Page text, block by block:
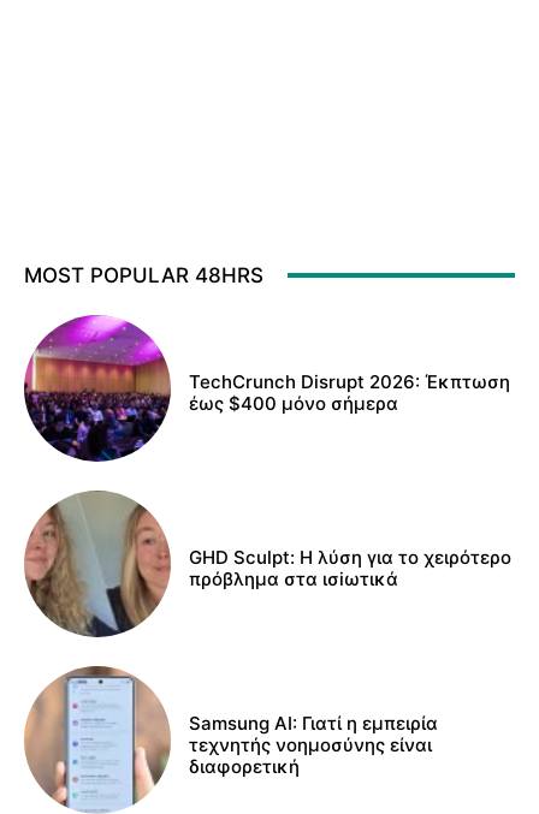
MOST POPULAR 48HRS
TechCrunch Disrupt 2026: Έκπτωση
έως $400 μόνο σήμερα
GHD Sculpt: Η λύση για το χειρότερο
πρόβλημα στα ισiωτικά
Samsung AI: Γιατί η εμπειρία
τεχνητής νοημοσύνης είναι
διαφορετική